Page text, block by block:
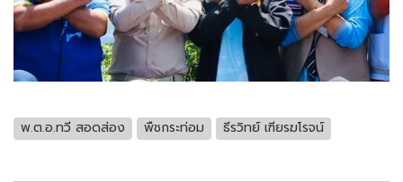
พ.ต.อ.ทวี สอดส่อง พืชกระท่อม ธีรวิทย์ เฑียรฆโรจน์